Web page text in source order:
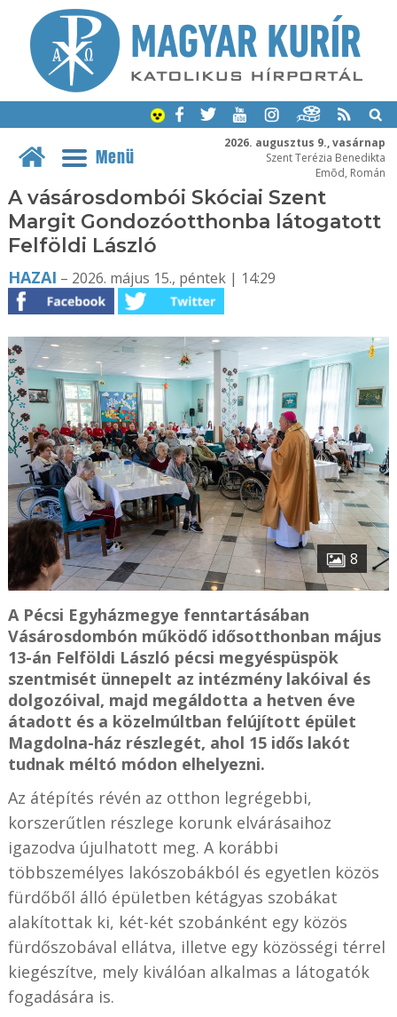
2026. augusztus 9., vasárnap
Szent Terézia Benedikta
Emõd, Román
Menü
A vásárosdombói Skóciai Szent
Margit Gondozóotthonba látogatott
Felföldi László
HAZAI – 2026. május 15., péntek | 14:29
8
A Pécsi Egyházmegye fenntartásában
Vásárosdombón működő idősotthonban május
13-án Felföldi László pécsi megyéspüspök
szentmisét ünnepelt az intézmény lakóival és
dolgozóival, majd megáldotta a hetven éve
átadott és a közelmúltban felújított épület
Magdolna-ház részlegét, ahol 15 idős lakót
tudnak méltó módon elhelyezni.
Az átépítés révén az otthon legrégebbi,
korszerűtlen részlege korunk elvárásaihoz
igazodva újulhatott meg. A korábbi
többszemélyes lakószobákból és egyetlen közös
fürdőből álló épületben kétágyas szobákat
alakítottak ki, két-két szobánként egy közös
fürdőszobával ellátva, illetve egy közösségi térrel
kiegészítve, mely kiválóan alkalmas a látogatók
fogadására is.